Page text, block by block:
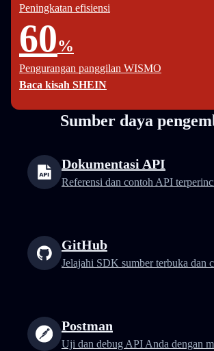
Peningkatan efisiensi
60%
Pengurangan panggilan WISMO
Baca kisah SHEIN
Sumber daya
Dokumentasi API
Referensi dan contoh API
GitHub
Jelajahi SDK sumber terbuka dan
Postman
Uji dan debug API Anda dengan